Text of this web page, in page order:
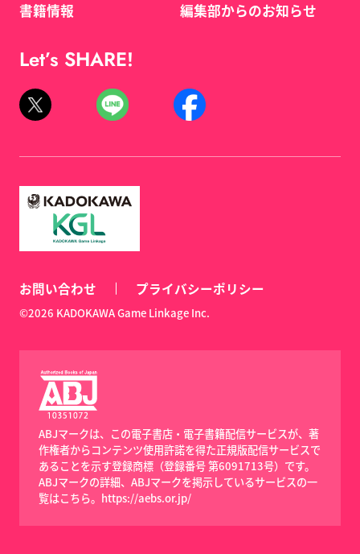
書籍情報
編集部からのお知らせ
Let’s SHARE!
お問い合わせ プライバシーポリシー
©2026 KADOKAWA Game Linkage Inc.
ABJマークは、この電子書店・電子書籍配信サービスが、著
作権者からコンテンツ使用許諾を得た正規版配信サービスで
あることを示す登録商標（登録番号 第6091713号）です。
ABJマークの詳細、ABJマークを掲示しているサービスの一
覧はこちら。 https://aebs.or.jp/